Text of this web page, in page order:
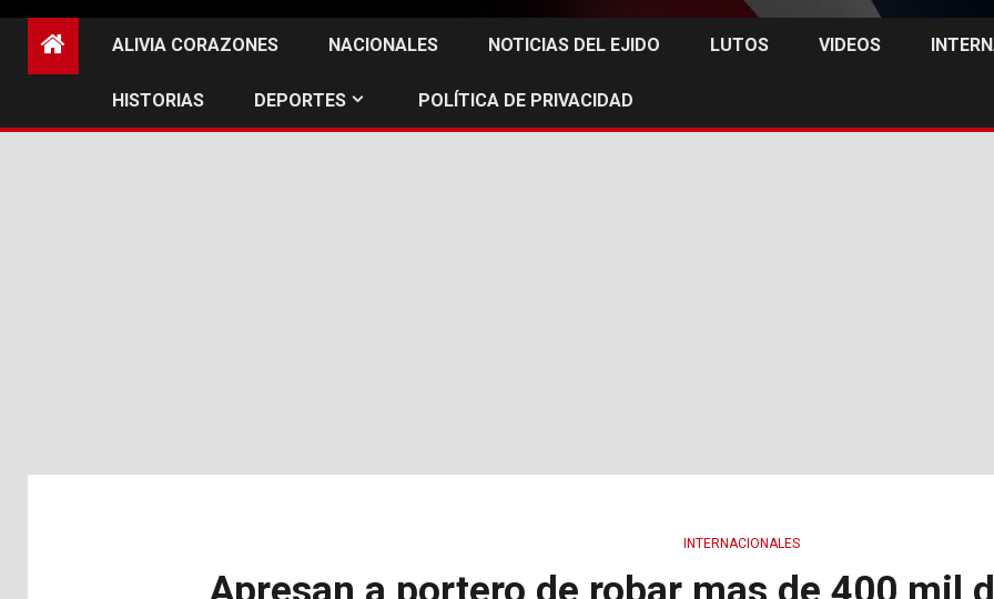
ALIVIA CORAZONES NACIONALES NOTICIAS DEL EJIDO LUTOS VIDEOS
HISTORIAS DEPORTES POLÍTICA DE PRIVACIDAD
INTERNACIONALES